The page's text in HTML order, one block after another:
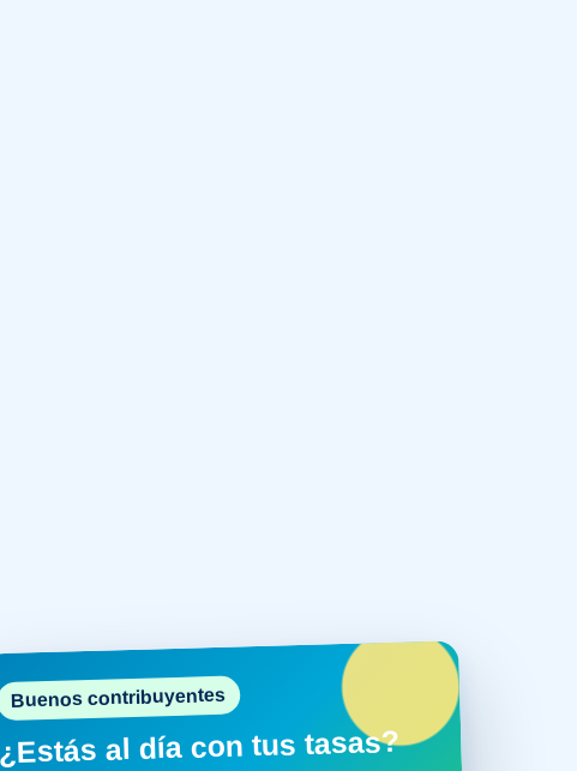
Buenos contribuyentes
¿Estás al día con tus tasas?